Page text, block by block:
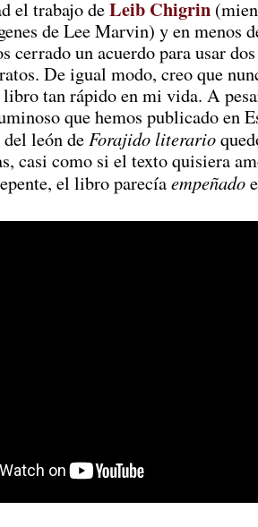
el trabajo deLeib Chigrin
de Lee Marvin) y en menos
cerrado un acuerdo para usar
De igual modo, creo que
libro tan rápido en mi vida. A
que hemos publicado en
león de Forajido literario
casi como si el texto quisiera
el libro parecíaempeñado